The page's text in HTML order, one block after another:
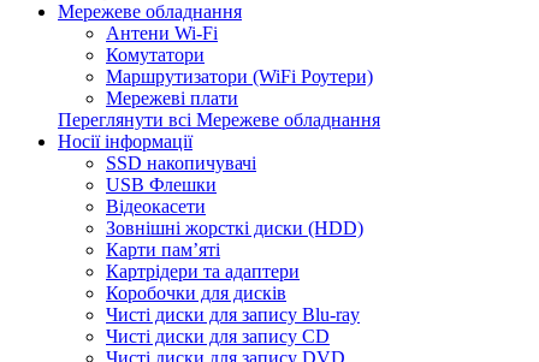
Мережеве обладнання
Антени Wi-Fi
Комутатори
Маршрутизатори (WiFi Роутери)
Мережеві плати
Переглянути всі Мережеве обладнання
Носії інформації
SSD накопичувачі
USB Флешки
Відеокасети
Зовнішні жорсткі диски (HDD)
Карти пам’яті
Картрідери та адаптери
Коробочки для дисків
Чисті диски для запису Blu-ray
Чисті диски для запису CD
Чисті диски для запису DVD